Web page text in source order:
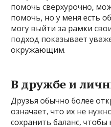
помочь сверхурочно,
помочь, но у меня есть
могу выйти за рамки
подход показывает
окружающим.
В дружбе и
Друзья обычно более
означает, что их не
сохранить баланс,